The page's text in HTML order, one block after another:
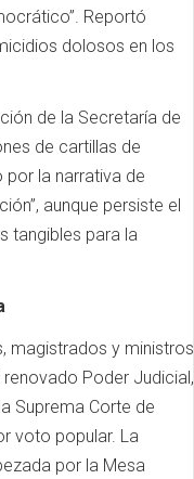
Reportó
dolosos en los
de la Secretaría de
de cartillas de
la narrativa de
aunque persiste el
tangibles para la
magistrados y ministros
Poder Judicial,
Suprema Corte de
voto popular. La
por la Mesa